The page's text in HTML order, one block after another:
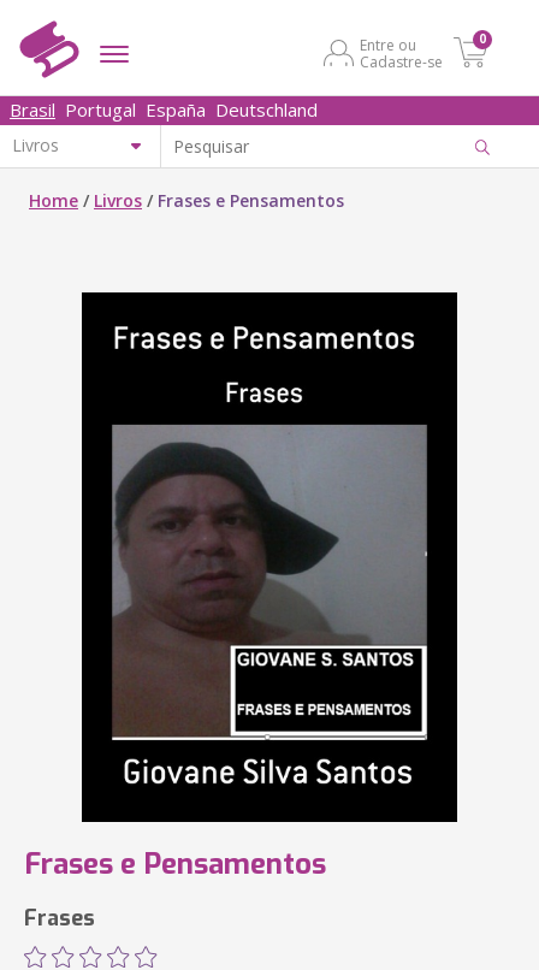
Entre ou
Cadastre-se
0
Brasil Portugal España Deutschland
Home / Livros / Frases e Pensamentos
Frases e Pensamentos
Frases